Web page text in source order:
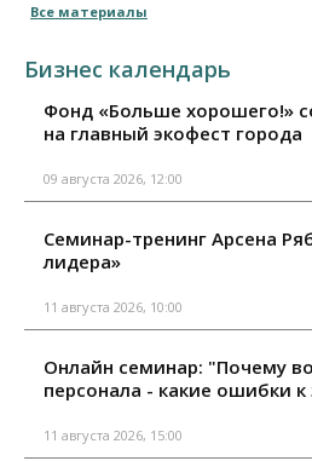
Все материалы
Бизнес календарь
Фонд «Больше хорошего!»
на главный экофест города
09 августа 2026, 12:00
Семинар-тренинг Арсена
лидера»
11 августа 2026, 10:00
Онлайн семинар: "Почему
персонала - какие ошибки
11 августа 2026, 15:00